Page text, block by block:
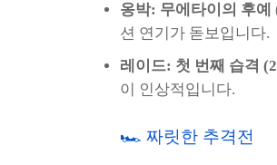
옹박: 무에타이의 후예
션 연기가 돋보입니다.
레이드: 첫 번째 습격
이 인상적입니다.
🏎️ 짜릿한 추격전